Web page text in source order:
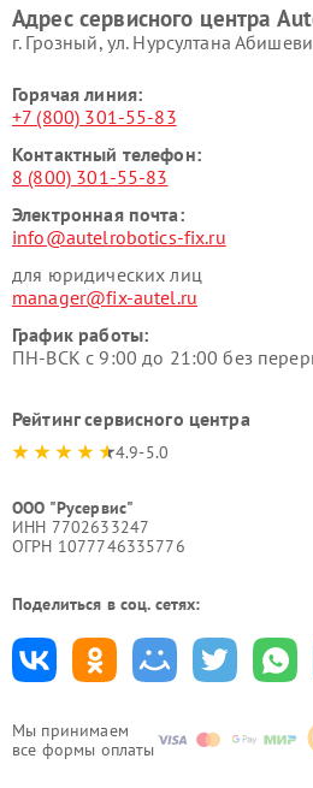
Мы принимаем
все формы оплаты
Адрес сервисного центра
г. Грозный, ул. Нурсултана
Горячая линия:
+7 (800) 301-55-83
Контактный телефон:
8 (800) 301-55-83
Электронная почта:
info@autelrobotics-fix.ru
для юридических лиц
manager@fix-autel.ru
График работы:
ПН-ВСК с 9:00 до 21:00 без
Рейтинг сервисного центра
4.9-5.0
ООО "Русервис"
ИНН 7702633247
ОГРН 1077746335776
Поделиться в соц. сетях: